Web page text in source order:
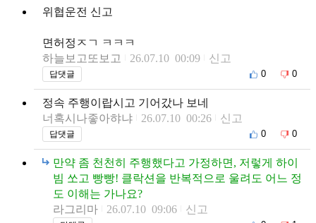
위협운전 신고
면허정ㅈㄱ ㅋㅋㅋ
하늘보고또보고
26.07.10 00:09 신고
답댓글 0 0
정속 주행이랍시고 기어갔나 보네
너혹시나좋아햐냐
26.07.10 00:26 신고
답댓글 0 0
만약 좀 천천히 주행했다고 가정하면, 저렇게 하이
빔 쏘고 빵빵! 클락션을 반복적으로 울려도 어느 정
도 이해는 가나요?
라그리마
26.07.10 09:06 신고